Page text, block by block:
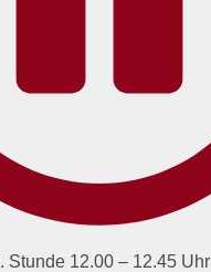
Stunde 12.00 – 12.45 Uhr